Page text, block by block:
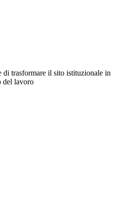
trasformare il sito istituzionale in
del lavoro